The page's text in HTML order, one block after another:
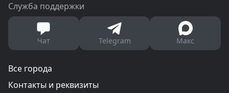
Служба поддержки
Чат Telegram Макс
Все города
Контакты и реквизиты